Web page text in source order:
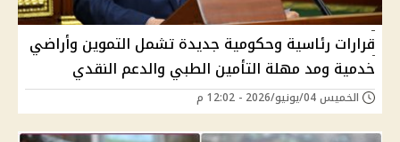
قرارات رئاسية وحكومية جديدة تشمل التموين وأراضي
خدمية ومد مهلة التأمين الطبي والدعم النقدي
الخميس 04/يونيو/2026 - 12:02 م